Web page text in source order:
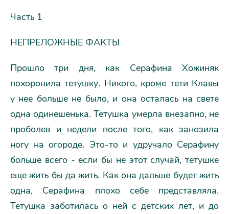
Часть 1
НЕПРЕЛОЖНЫЕ ФАКТЫ
Прошло три дня, как Серафина Хожиняк
похоронила тетушку. Никого, кроме тети Клавы
у нее больше не было, и она осталась на свете
одна одинешенька. Тетушка умерла внезапно, не
проболев и недели после того, как занозила
ногу на огороде. Это-то и удручало Серафину
больше всего - если бы не этот случай, тетушке
еще жить бы да жить. Как она дальше будет жить
одна, Серафина плохо себе представляла.
Тетушка заботилась о ней с детских лет, и до